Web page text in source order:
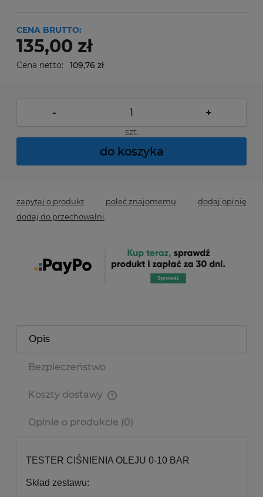
CENA BRUTTO:
135,00 zł
Cena netto: 109,76 zł
- +
szt.
do koszyka
zapytaj o produkt poleć znajomemu
dodaj opinię
dodaj do przechowalni
Opis
Bezpieczeństwo
Koszty dostawy
Opinie o produkcie (0)
TESTER CIŚNIENIA OLEJU 0-10 BAR
Skład zestawu: